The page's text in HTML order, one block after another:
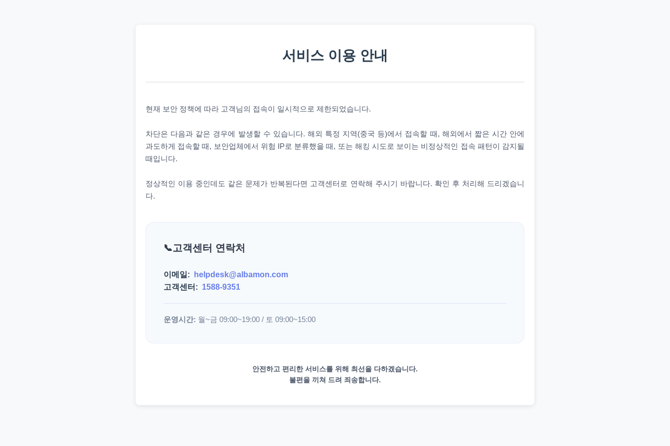
서비스 이용 안내
현재 보안 정책에 따라 고객님의 접속이 일시적으로 제한되었습니다.
차단은 다음과 같은 경우에 발생할 수 있습니다. 해외 특정 지역(중국 등)에서 접속할 때, 해외에서 짧은 시간 안에
과도하게 접속할 때, 보안업체에서 위험 IP로 분류했을 때, 또는 해킹 시도로 보이는 비정상적인 접속 패턴이 감지될
때입니다.
정상적인 이용 중인데도 같은 문제가 반복된다면 고객센터로 연락해 주시기 바랍니다. 확인 후 처리해 드리겠습니
다.
고객센터 연락처
이메일:
helpdesk@albamon.com
고객센터: 1588-9351
운영시간: 월~금 09:00~19:00 / 토 09:00~15:00
안전하고 편리한 서비스를 위해 최선을 다하겠습니다.
불편을 끼쳐 드려 죄송합니다.